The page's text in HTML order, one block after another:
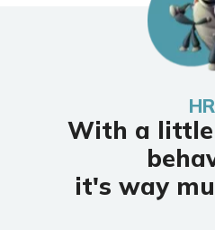
grands comptes, installer
Vous êtes un Business
Prospection et développement
HR
With a
it's way